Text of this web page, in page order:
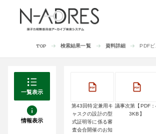
TOP 検索結果一覧 資料詳細 PDFビ
一覧表示
情報表示
第43回特定兼用キ
ャスクの設計の型
式証明等に係る審
査会合開催のお知
議事次第【PDF
3KB】